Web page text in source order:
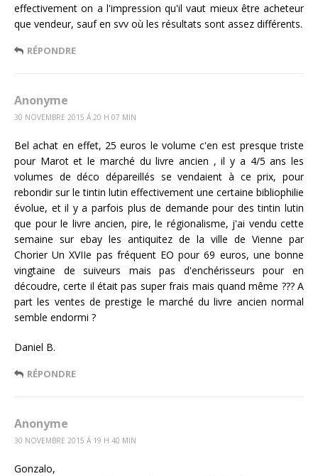
effectivement on a l'impression qu'il vaut mieux être acheteur
que vendeur, sauf en svv où les résultats sont assez différents.
RÉPONDRE
Anonyme
30 NOVEMBRE 2015 Á 20 H 07 MIN
Bel achat en effet, 25 euros le volume c'en est presque triste
pour Marot et le marché du livre ancien , il y a 4/5 ans les
volumes de déco dépareillés se vendaient à ce prix, pour
rebondir sur le tintin lutin effectivement une certaine bibliophilie
évolue, et il y a parfois plus de demande pour des tintin lutin
que pour le livre ancien, pire, le régionalisme, j'ai vendu cette
semaine sur ebay les antiquitez de la ville de Vienne par
Chorier Un XVIIe pas fréquent EO pour 69 euros, une bonne
vingtaine de suiveurs mais pas d'enchérisseurs pour en
découdre, certe il était pas super frais mais quand même ??? A
part les ventes de prestige le marché du livre ancien normal
semble endormi ?
Daniel B.
RÉPONDRE
Anonyme
30 NOVEMBRE 2015 Á 19 H 40 MIN
Gonzalo,